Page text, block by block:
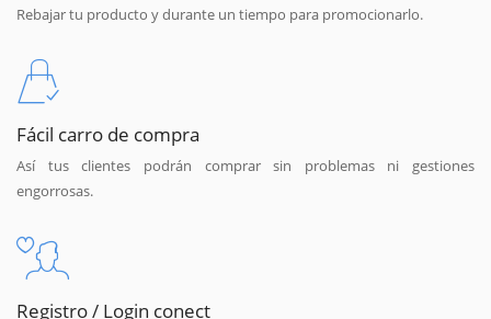
Rebajar tu producto y durante un tiempo para promocionarlo.
Fácil carro de compra
Así tus clientes podrán comprar sin problemas ni gestiones
engorrosas.
Registro / Login conect